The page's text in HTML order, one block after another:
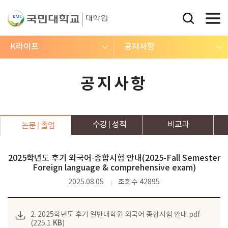
K라이프 공지사항
공지사항
논문 졸업 수강 성적 비교과
2025학년도 후기 외국어·종합시험 안내(2025-Fall Semester
Foreign language & comprehensive exam)
2025.08.05 조회수 42895
2. 2025학년도 후기 일반대학원 외국어 종합시험 안내.pdf
(225.1 KB)